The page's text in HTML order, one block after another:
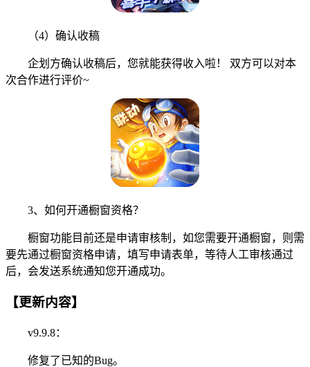
（4）确认收稿
企划方确认收稿后，您就能获得收入啦！ 双方可以对本
次合作进行评价~
3、如何开通橱窗资格？
橱窗功能目前还是申请审核制，如您需要开通橱窗，则需
要先通过橱窗资格申请，填写申请表单，等待人工审核通过
后，会发送系统通知您开通成功。
【更新内容】
v9.9.8：
修复了已知的Bug。